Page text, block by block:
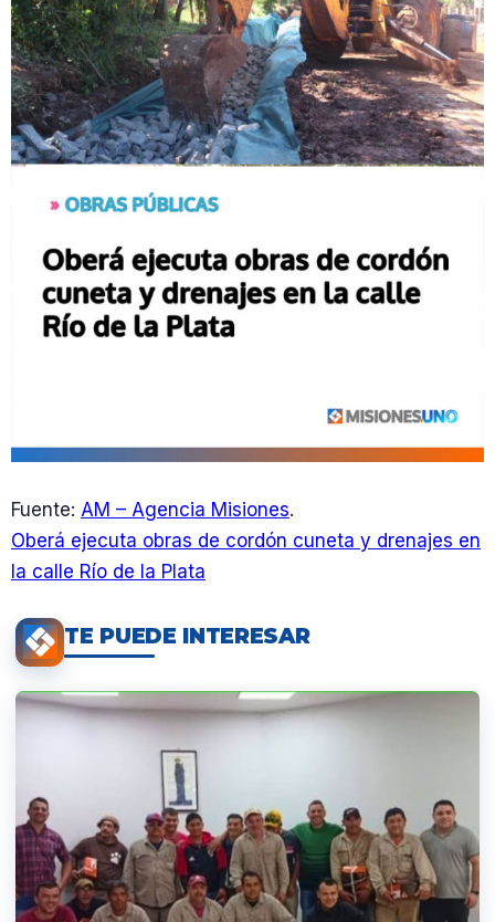
Fuente: AM – Agencia Misiones.
Oberá ejecuta obras de cordón cuneta y drenajes en
la calle Río de la Plata
TE PUEDE INTERESAR